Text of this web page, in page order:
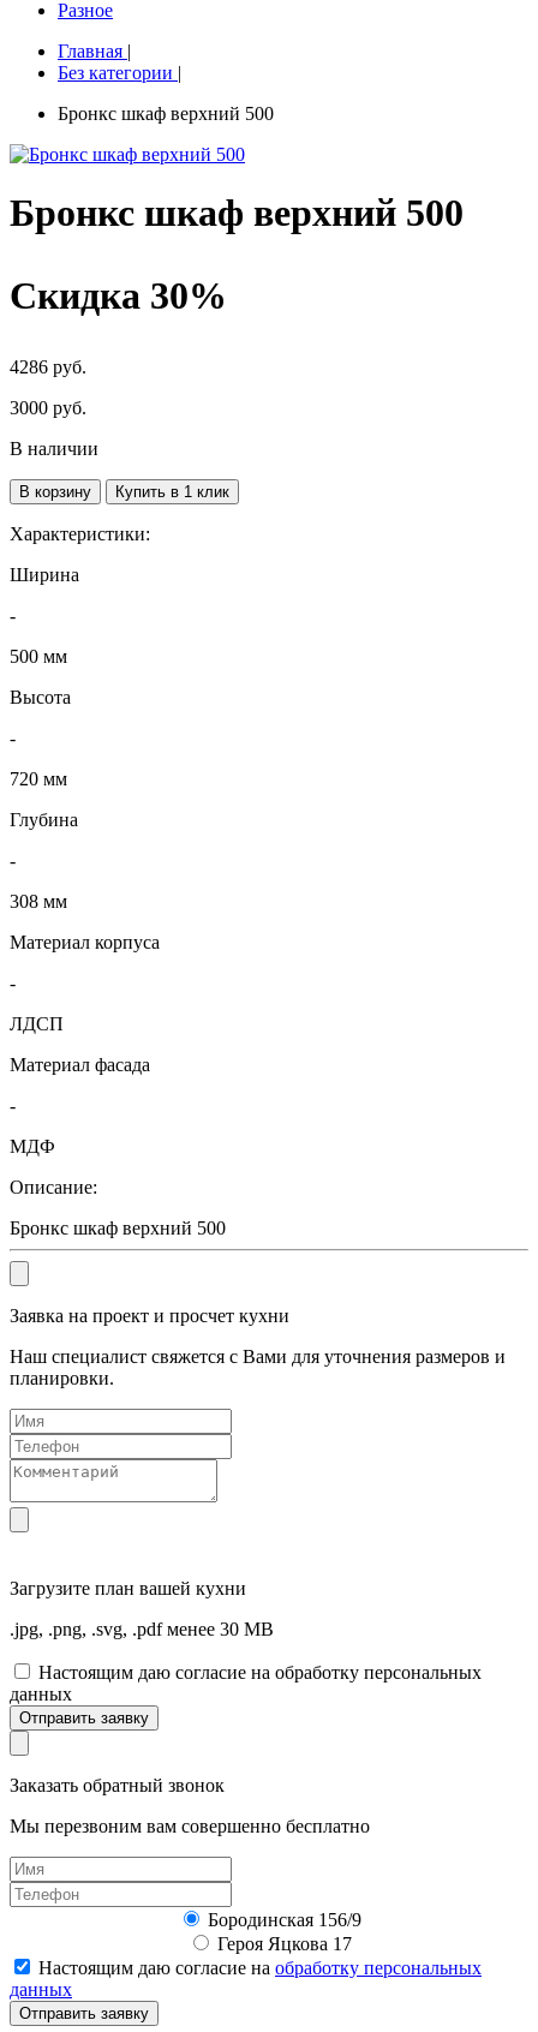
Разное
Главная |
Без категории |
Бронкс шкаф верхний 500
Бронкс шкаф верхний 500
Скидка 30%
4286 руб.
3000 руб.
В наличии
В корзину Купить в 1 клик
Характеристики:
Ширина
-
500 мм
Высота
-
720 мм
Глубина
-
308 мм
Материал корпуса
-
ЛДСП
Материал фасада
-
МДФ
Описание:
Бронкс шкаф верхний 500
Заявка на проект и просчет кухни
Наш специалист свяжется с Вами для уточнения размеров и
планировки.
Загрузите план вашей кухни
.jpg, .png, .svg, .pdf менее 30 MB
Настоящим даю согласие на обработку персональных
данных
Отправить заявку
Заказать обратный звонок
Мы перезвоним вам совершенно бесплатно
Бородинская 156/9
Героя Яцкова 17
Настоящим даю согласие на обработку персональных
данных
Отправить заявку